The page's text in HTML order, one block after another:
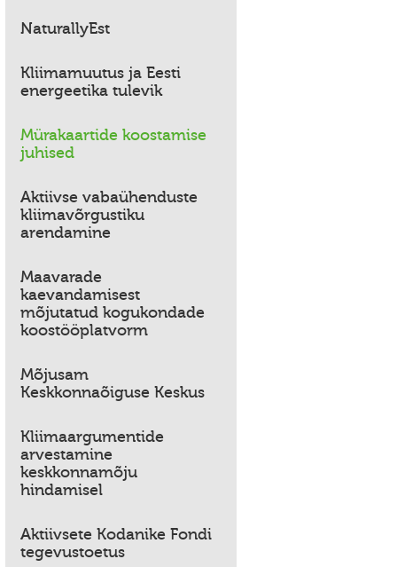
NaturallyEst
Kliimamuutus ja Eesti
energeetika tulevik
Mürakaartide koostamise
juhised
Aktiivse vabaühenduste
kliimavõrgustiku
arendamine
Maavarade
kaevandamisest
mõjutatud kogukondade
koostööplatvorm
Mõjusam
Keskkonnaõiguse Keskus
Kliimaargumentide
arvestamine
keskkonnamõju
hindamisel
Aktiivsete Kodanike Fondi
tegevustoetus